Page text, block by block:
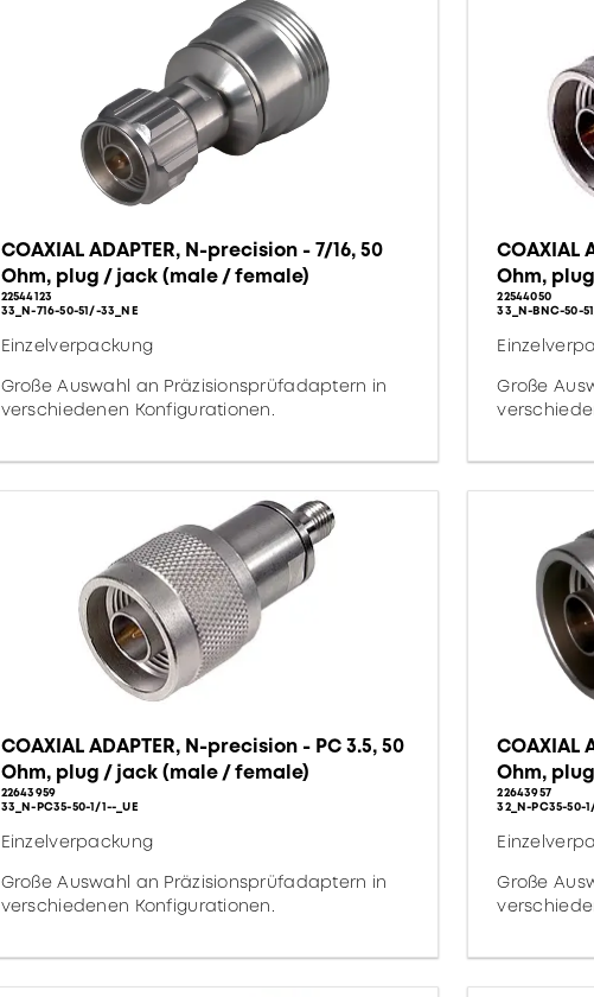
COAXIAL ADAPTER, N-precision - 7/16, 50
Ohm, plug / jack (male / female)
22544123
33_N-716-50-51/-33_NE
Einzelverpackung
Große Auswahl an Präzisionsprüfadaptern in
verschiedenen Konfigurationen.
COAXIAL
Ohm,
22544050
33_N-BNC-50-
Große
COAXIAL ADAPTER, N-precision - PC 3.5, 50
Ohm, plug / jack (male / female)
22643959
33_N-PC35-50-1/1--_UE
Einzelverpackung
Große Auswahl an Präzisionsprüfadaptern in
verschiedenen Konfigurationen.
COAXIAL
Ohm,
22643957
32_N-PC35-50-
Große